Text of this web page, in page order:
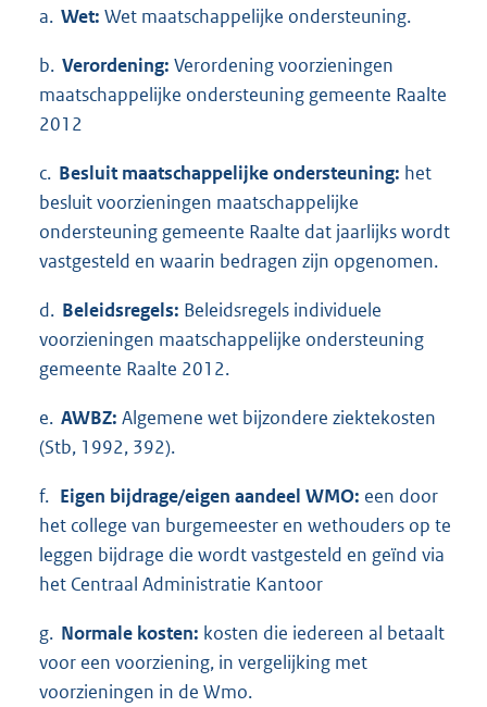
a. Wet: Wet maatschappelijke ondersteuning.
b. Verordening: Verordening voorzieningen
maatschappelijke ondersteuning gemeente Raalte
2012
c. Besluit maatschappelijke ondersteuning: het
besluit voorzieningen maatschappelijke
ondersteuning gemeente Raalte dat jaarlijks wordt
vastgesteld en waarin bedragen zijn opgenomen.
d. Beleidsregels: Beleidsregels individuele
voorzieningen maatschappelijke ondersteuning
gemeente Raalte 2012.
e. AWBZ: Algemene wet bijzondere ziektekosten
(Stb, 1992, 392).
f. Eigen bijdrage/eigen aandeel WMO: een door
het college van burgemeester en wethouders op te
leggen bijdrage die wordt vastgesteld en geïnd via
het Centraal Administratie Kantoor
g. Normale kosten: kosten die iedereen al betaalt
voor een voorziening, in vergelijking met
voorzieningen in de Wmo.